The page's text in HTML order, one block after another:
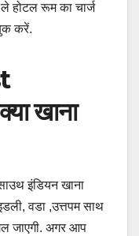
होटल रूम का चार्ज
करें.
खाना
इंडियन खाना
वडा ,उत्तपम साथ
जाएगी. अगर आप